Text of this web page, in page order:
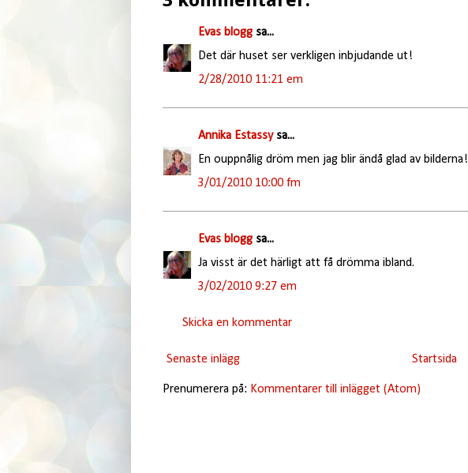
Evas bloggsa...
Det där huset ser verkligen inbjudande ut!
2/28/2010 11:21 em
Annika Estassysa...
En ouppnålig dröm men jag blir ändå glad av bilderna!
3/01/2010 10:00 fm
Evas bloggsa...
Ja visst är det härligt att få drömma ibland.
3/02/2010 9:27 em
Skicka en kommentar
Senaste inlägg Startsida
Prenumerera på: Kommentarer till inlägget (Atom)